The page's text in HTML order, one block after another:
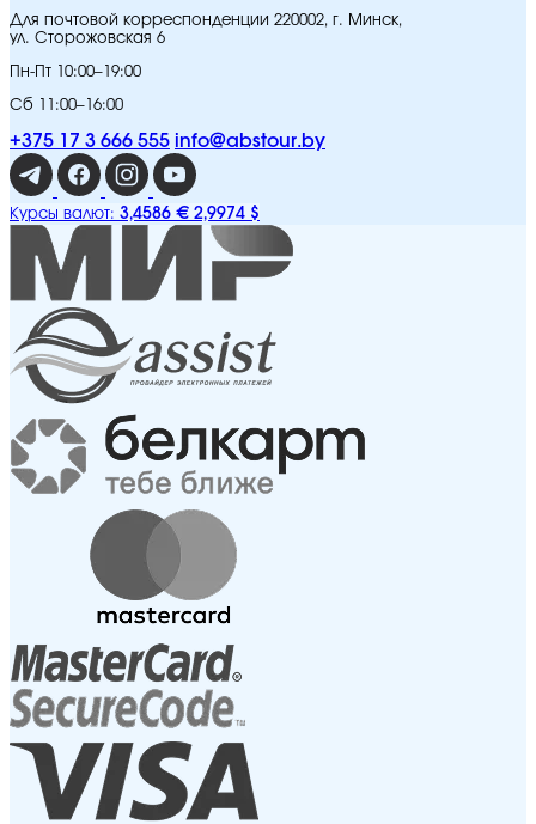
Для почтовой корреспонденции 220002, г. Минск,
ул. Сторожовская 6
Пн-Пт 10:00–19:00
Сб 11:00–16:00
+375 17 3 666 555 info@abstour.by
Курсы валют: 3,4586 € 2,9974 $